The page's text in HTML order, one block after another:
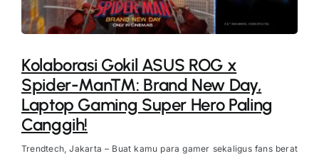
Kolaborasi Gokil ASUS ROG x
Spider-Man™: Brand New Day,
Laptop Gaming Super Hero Paling
Canggih!
Trendtech, Jakarta – Buat kamu para gamer sekaligus fans berat